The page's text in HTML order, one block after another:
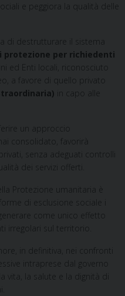
e peggiora la qualità delle
di destrutturare il sistema
protezione per richiedenti
ed Enti locali, riconosciuto
a favore di quello privato
in capo alle
un approccio
consolidato, favorirà
senza adeguati controlli
dei servizi offerti.
Protezione umanitaria è
di esclusione sociale i
come unico effetto
irregolari sul territorio.
in definitiva, nei confronti
intraprese dal governo
vita, la salute e la dignità di